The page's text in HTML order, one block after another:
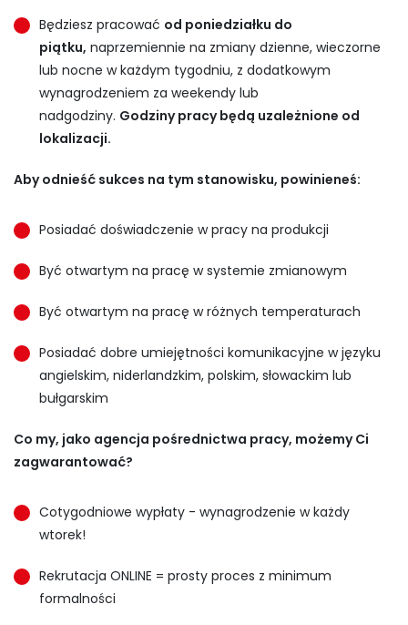
Będziesz pracować od poniedziałku do
piątku, naprzemiennie na zmiany dzienne, wieczorne
lub nocne w każdym tygodniu, z dodatkowym
wynagrodzeniem za weekendy lub
nadgodziny. Godziny pracy będą uzależnione od
lokalizacji.
Aby odnieść sukces na tym stanowisku, powinieneś:
Posiadać doświadczenie w pracy na produkcji
Być otwartym na pracę w systemie zmianowym
Być otwartym na pracę w różnych temperaturach
Posiadać dobre umiejętności komunikacyjne w języku
angielskim, niderlandzkim, polskim, słowackim lub
bułgarskim
Co my, jako agencja pośrednictwa pracy, możemy Ci
zagwarantować?
Cotygodniowe wypłaty - wynagrodzenie w każdy
wtorek!
Rekrutacja ONLINE = prosty proces z minimum
formalności